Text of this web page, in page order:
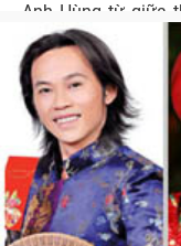
Anh Hùng từ giữa
đã rất tò mò và